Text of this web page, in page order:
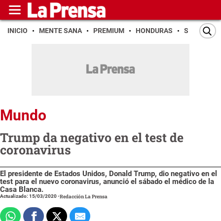
INICIO MENTE SANA PREMIUM HONDURAS SAN PEDRO
Mundo
Trump da negativo en el test de
coronavirus
El presidente de Estados Unidos, Donald Trump, dio negativo en el
test para el nuevo coronavirus, anunció el sábado el médico de la
Casa Blanca.
Actualizado: 15/03/2020-Redacción La Prensa